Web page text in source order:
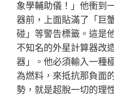
象學輔助儀！」他衝到
器前，上面貼滿了「巨
碰」等警告標籤。這是
不知名的外星計算器改
器」。他必須輸入一種
為燃料，來抵抗那負面
勢，就是超脫一切的理